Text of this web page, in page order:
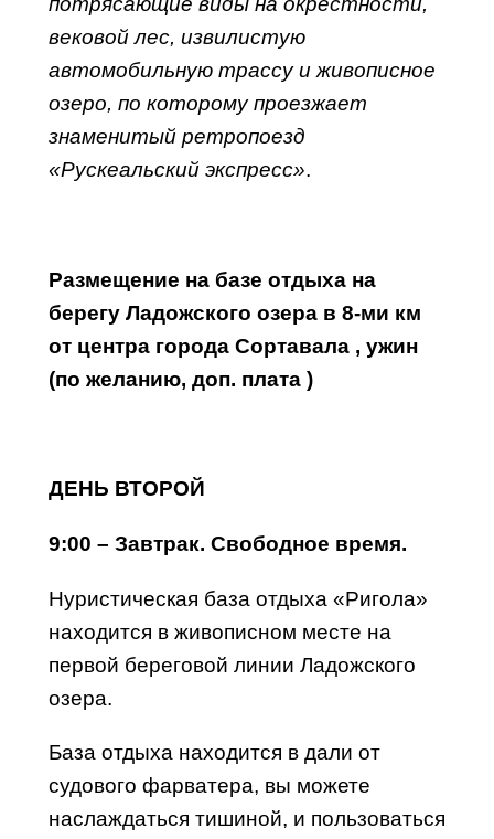
вековой лес, извилистую
автомобильную трассу и живописное
озеро, по которому проезжает
знаменитый ретропоезд
«Рускеальский экспресс».
Размещение на базе отдыха на
берегу Ладожского озера в 8-ми км
от центра города Сортавала , ужин
(по желанию, доп. плата )
ДЕНЬ ВТОРОЙ
9:00 – Завтрак. Свободное время.
Нуристическая база отдыха «Ригола»
находится в живописном месте на
первой береговой линии Ладожского
озера.
База отдыха находится в дали от
судового фарватера, вы можете
наслаждаться тишиной, и пользоваться